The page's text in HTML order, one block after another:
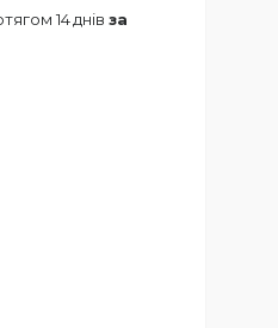
14 днів за